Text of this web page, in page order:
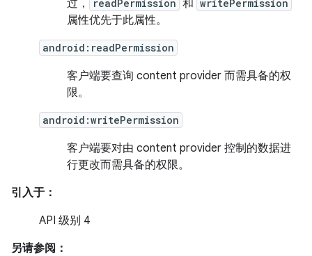
过， readPermission 和 writePermission
属性优先于此属性。
android:readPermission
客户端要查询 content provider 而需具备的权
限。
android:writePermission
客户端要对由 content provider 控制的数据进
行更改而需具备的权限。
引入于：
API 级别 4
另请参阅：